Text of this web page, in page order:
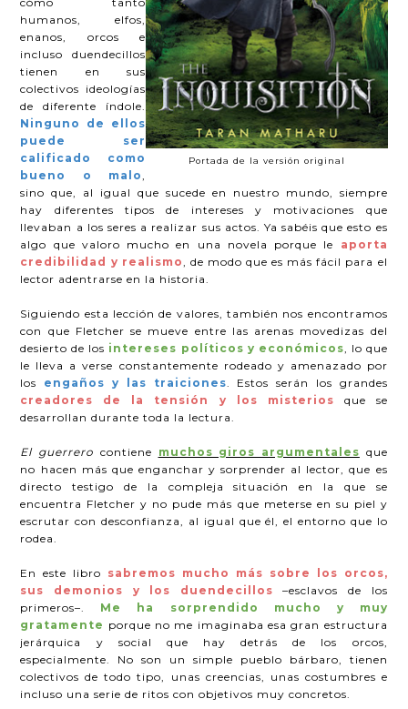
Portada de la versión original
humanos, elfos,
enanos, orcos e
incluso duendecillos
tienen en sus
colectivos ideologías
de diferente índole.
Ninguno de ellos
puede ser
calificado como
bueno o malo
sino que, al igual que sucede en nuestro mundo, siempre
hay diferentes tipos de intereses y motivaciones que
llevaban a los seres a realizar sus actos. Ya sabéis que esto es
algo que valoro mucho en una novela porque le aporta
credibilidad y realismo
, de modo que es más fácil para el
lector adentrarse en la historia.
Siguiendo esta lección de valores, también nos encontramos
con que Fletcher se mueve entre las arenas movedizas del
desierto de los intereses políticos y económicos , lo que
le lleva a verse constantemente rodeado y amenazado por
los engaños y las traiciones . Estos serán los grandes
creadores de la tensión y los misterios que se
desarrollan durante toda la lectura.
El guerrero contiene muchos giros argumentales que
no hacen más que enganchar y sorprender al lector, que es
directo testigo de la compleja situación en la que se
encuentra Fletcher y no pude más que meterse en su piel y
escrutar con desconfianza, al igual que él, el entorno que lo
rodea.
En este libro sabremos mucho más sobre los orcos,
sus demonios y los duendecillos –esclavos de los
primeros–. Me ha sorprendido mucho y muy
gratamente porque no me imaginaba esa gran estructura
jerárquica y social que hay detrás de los orcos,
especialmente. No son un simple pueblo bárbaro, tienen
colectivos de todo tipo, unas creencias, unas costumbres e
incluso una serie de ritos con objetivos muy concretos.